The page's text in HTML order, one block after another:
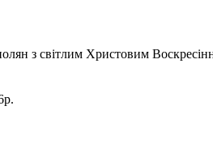
з світлим Христовим